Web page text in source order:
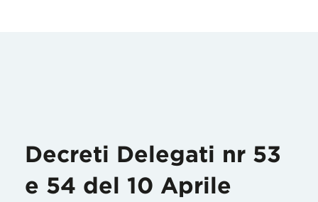
Decreti Delegati nr 53
e 54 del 10 Aprile